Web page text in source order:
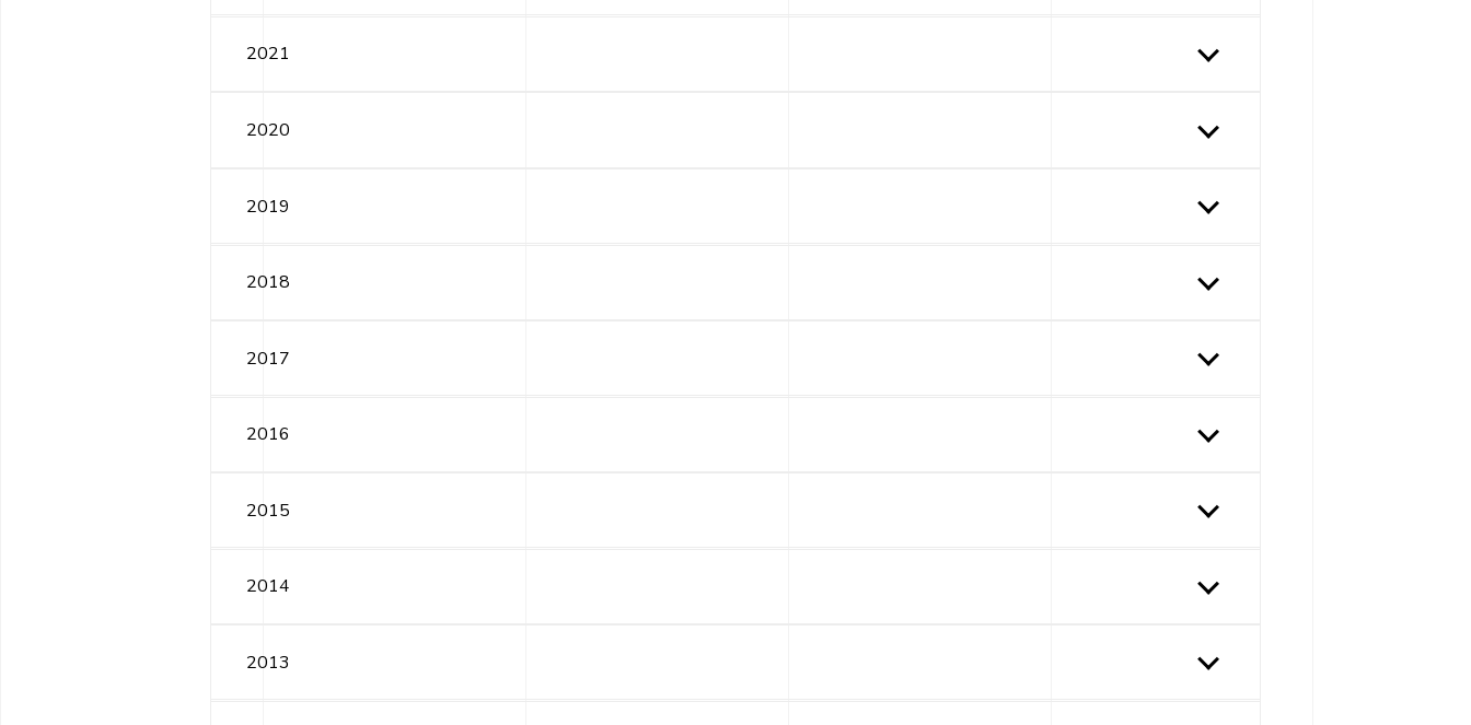
2021
2020
2019
2018
2017
2016
2015
2014
2013